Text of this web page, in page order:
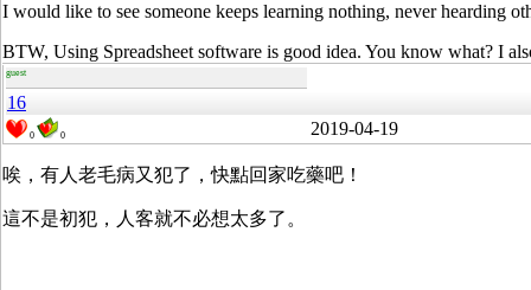
I would like to see someone keeps learning nothing, never hearding
BTW, Using Spreadsheet software is good idea. You know what? I
guest
16
0 0 2019-04-19
唉，有人老毛病又犯了，快點回家吃藥吧！
這不是初犯，人客就不必想太多了。